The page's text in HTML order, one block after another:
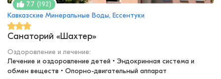
7.7 (192)
Кавказские Минеральные Воды, Ессентуки
Санаторий «Шахтер»
Оздоровление и лечение:
Лечение и оздоровление детей • Эндокринная система и
обмен веществ • Опорно-двигательный аппарат